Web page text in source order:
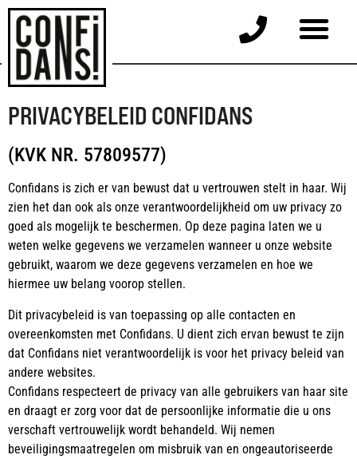
PRIVACYBELEID CONFIDANS
(KVK NR. 57809577)
Confidans is zich er van bewust dat u vertrouwen stelt in haar. Wij
zien het dan ook als onze verantwoordelijkheid om uw privacy zo
goed als mogelijk te beschermen. Op deze pagina laten we u
weten welke gegevens we verzamelen wanneer u onze website
gebruikt, waarom we deze gegevens verzamelen en hoe we
hiermee uw belang voorop stellen.
Dit privacybeleid is van toepassing op alle contacten en
overeenkomsten met Confidans. U dient zich ervan bewust te zijn
dat Confidans niet verantwoordelijk is voor het privacy beleid van
andere websites.
Confidans respecteert de privacy van alle gebruikers van haar site
en draagt er zorg voor dat de persoonlijke informatie die u ons
verschaft vertrouwelijk wordt behandeld. Wij nemen
beveiligingsmaatregelen om misbruik van en ongeautoriseerde